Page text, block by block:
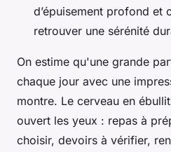
d’épuisement profond et
retrouver une sérénité
On estime qu'une grande
chaque jour avec une
montre. Le cerveau en
ouvert les yeux : repas à
choisir, devoirs à vérifier,